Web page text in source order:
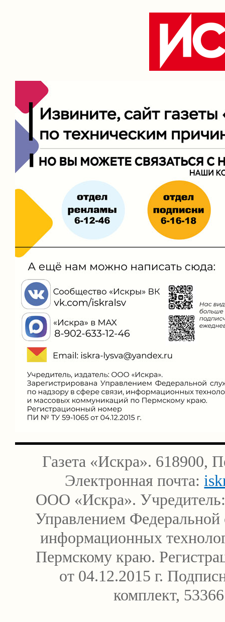
Газета «Искра». 618900,
Электронная почта:
ООО «Искра».
Управлением
информационных
Пермскому краю.
от 04.12.2015 г.
комплект,